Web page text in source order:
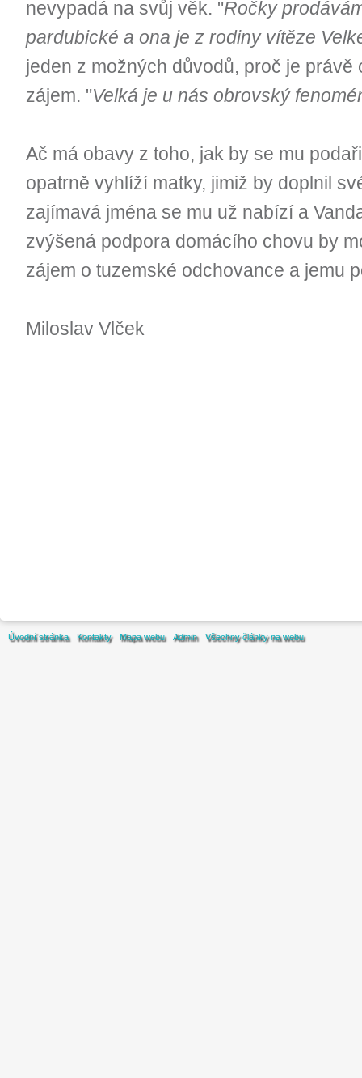
nevypadá na svůj věk. "Ročky
pardubické a ona je z rodiny vítěze
jeden z možných důvodů, proč je právě
zájem. "Velká je u nás obrovský
Ač má obavy z toho, jak by se mu
opatrně vyhlíží matky, jimiž by doplnil
zajímavá jména se mu už nabízí a
zvýšená podpora domácího chovu by
zájem o tuzemské odchovance a jemu
Miloslav Vlček
Úvodní stránka Kontakty Mapa webu Admin Všechny články na webu